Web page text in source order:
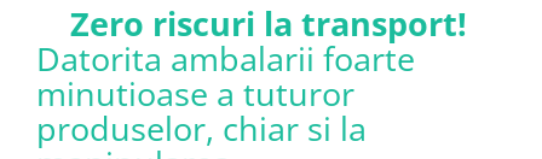
Zero riscuri la transport!
Datorita ambalarii foarte
minutioase a tuturor
produselor, chiar si la